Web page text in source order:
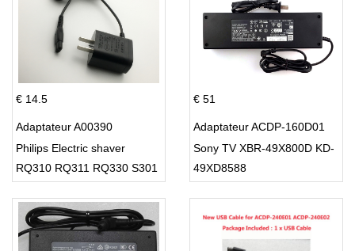
€ 14.5
Adaptateur A00390
Philips Electric shaver
RQ310 RQ311 RQ330 S301
€ 51
Adaptateur ACDP-160D01
Sony TV XBR-49X800D KD-
49XD8588